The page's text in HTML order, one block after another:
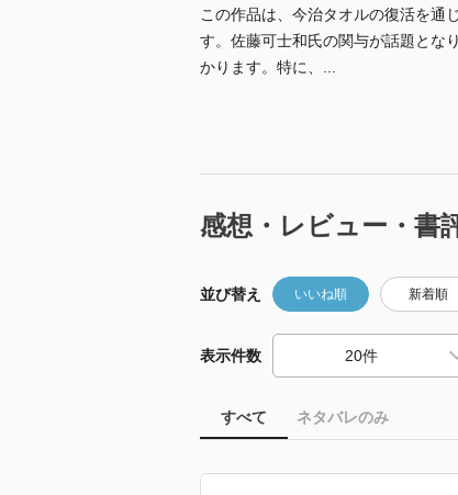
この作品は、今治タオルの復活を通
す。佐藤可士和氏の関与が話題とな
かります。特に、...
感想・レビュー・書
並び替え いいね順 新着順
表示件数
すべて ネタバレのみ